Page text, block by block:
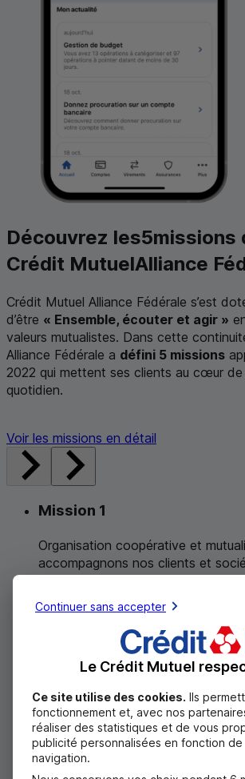
Découvrez les5missions
Crédit MutuelAlliance
Crédit Mutuel Alliance Fédérale s’est
d’être « Ensemble, écouter et agir »
valeurs mutualistes. Dans cette
Alliance Fédérale a défini 5 missions
2022 qui mettent ses clients au cœur
quotidien.
Voir les missions en détail
Mission 1
Organisation coopérative et
accompagnons nos clients et
Afficher la mission suivante
Banque de tous, sociétaires et
élus, nous agissons pour chacun
discrimination
Afficher la mission suivante
Continuer sans accepter
Le Crédit Mutuel
Ce site utilise des cookies. Ils
fonctionnement et, avec nos
réaliser des statistiques et de vous
publicité personnalisées en fonction
navigation.